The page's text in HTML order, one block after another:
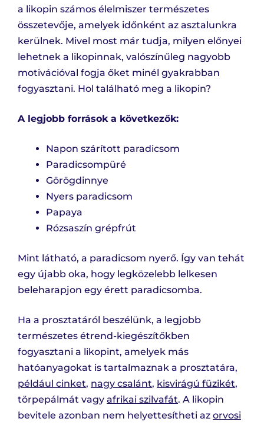
a likopin számos élelmiszer természetes
összetevője, amelyek időnként az asztalunkra
kerülnek. Mivel most már tudja, milyen előnyei
lehetnek a likopinnak, valószínűleg nagyobb
motivációval fogja őket minél gyakrabban
fogyasztani. Hol található meg a likopin?
A legjobb források a következők:
Napon szárított paradicsom
Paradicsompüré
Görögdinnye
Nyers paradicsom
Papaya
Rózsaszín grépfrút
Mint látható, a paradicsom nyerő. Így van tehát
egy újabb oka, hogy legközelebb lelkesen
beleharapjon egy érett paradicsomba.
Ha a prosztatáról beszélünk, a legjobb
természetes étrend-kiegészítőkben
fogyasztani a likopint, amelyek más
hatóanyagokat is tartalmaznak a prosztatára,
például cinket, nagy csalánt, kisvirágú füzikét,
törpepálmát vagy afrikai szilvafát. A likopin
bevitele azonban nem helyettesítheti az orvosi